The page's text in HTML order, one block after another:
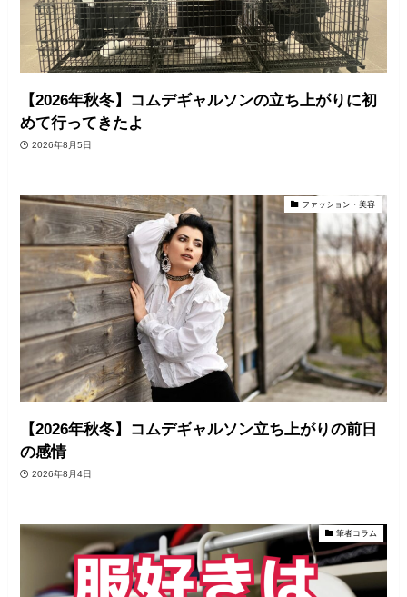
【2026年秋冬】コムデギャルソンの立ち上がりに初
めて行ってきたよ
2026年8月5日
ファッション・美容
【2026年秋冬】コムデギャルソン立ち上がりの前日
の感情
2026年8月4日
筆者コラム